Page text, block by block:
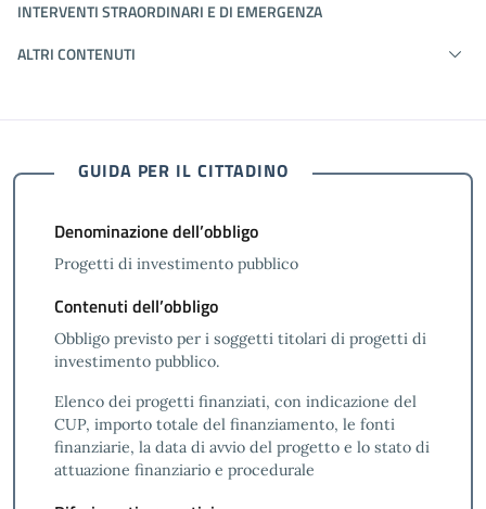
INTERVENTI STRAORDINARI E DI EMERGENZA
ALTRI CONTENUTI
GUIDA PER IL CITTADINO
Denominazione dell’obbligo
Progetti di investimento pubblico
Contenuti dell’obbligo
Obbligo previsto per i soggetti titolari di progetti di
investimento pubblico.
Elenco dei progetti finanziati, con indicazione del
CUP, importo totale del finanziamento, le fonti
finanziarie, la data di avvio del progetto e lo stato di
attuazione finanziario e procedurale